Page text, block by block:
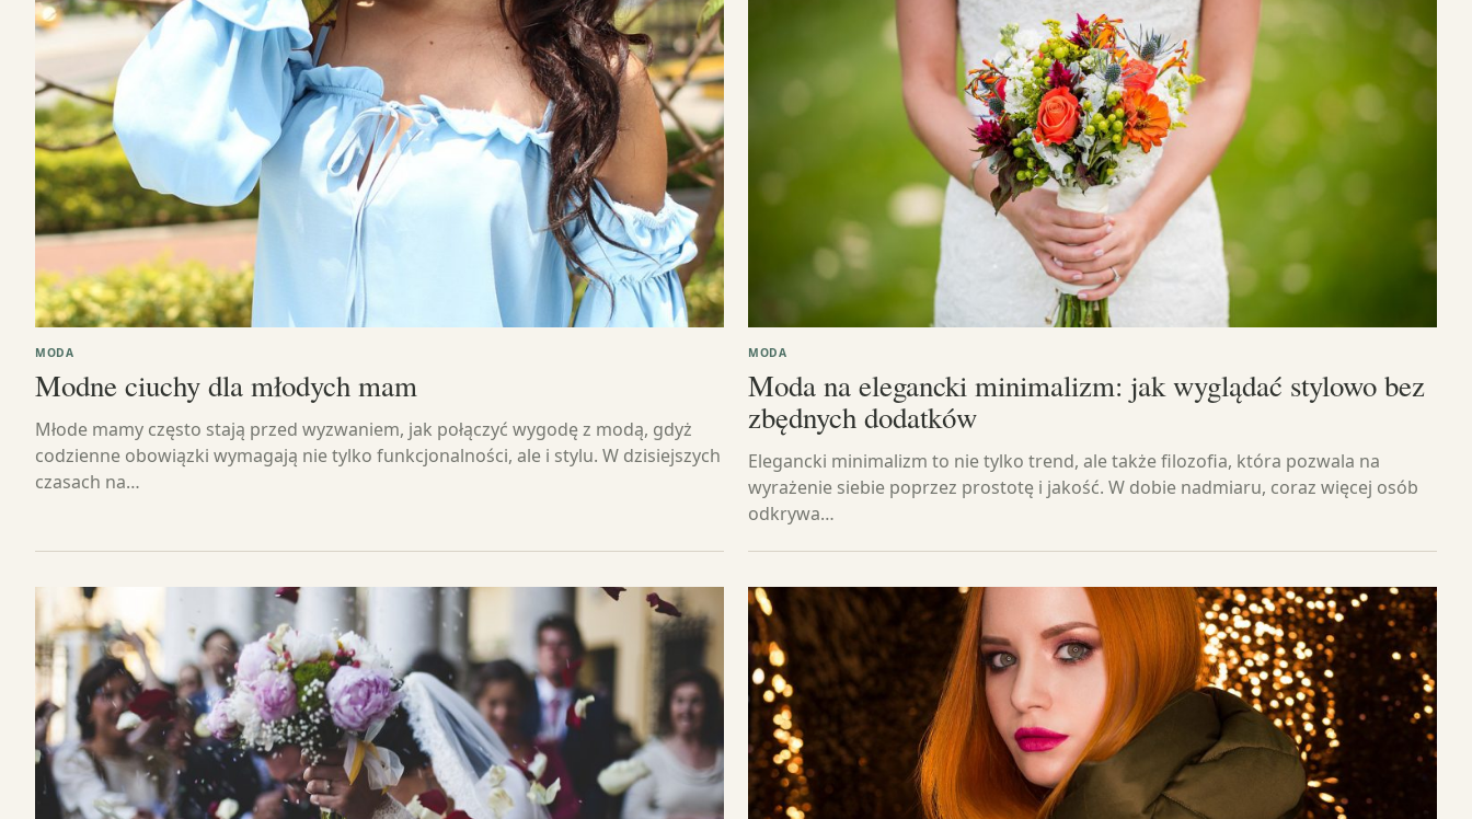
MODA
Modne ciuchy dla młodych mam
Młode mamy często stają przed wyzwaniem, jak połączyć wygodę z modą, gdyż
codzienne obowiązki wymagają nie tylko funkcjonalności, ale i stylu. W dzisiejszych
czasach na…
MODA
Moda na elegancki minimalizm: jak wyglądać stylowo bez
zbędnych dodatków
Elegancki minimalizm to nie tylko trend, ale także filozofia, która pozwala na
wyrażenie siebie poprzez prostotę i jakość. W dobie nadmiaru, coraz więcej osób
odkrywa…